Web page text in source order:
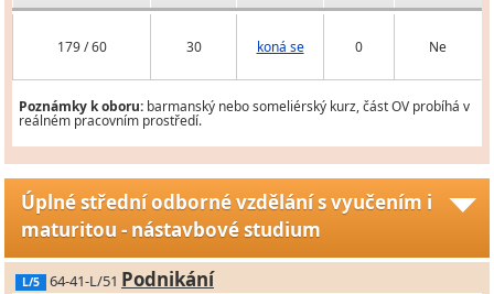
179 / 60 30 koná se 0 Ne
Poznámky k oboru: barmanský nebo someliérský kurz, část OV probíhá v
reálném pracovním prostředí.
Úplné střední odborné vzdělání s vyučením i
maturitou - nástavbové studium
L/5 64-41-L/51 Podnikání